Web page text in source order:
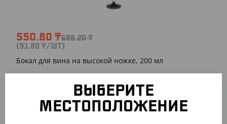
550.80 ₸688.20₸
(91.80 ₸/ШТ)
Бокал для вина на высокой ножке, 200 мл
ВЫБЕРИТЕ
МЕСТОПОЛОЖЕНИЕ